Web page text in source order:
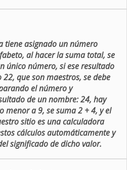
tiene asignado un número
al hacer la suma total, se
único número, si ese resultado
que son maestros, se debe
el número y
de un nombre: 24, hay
menor a 9, se suma 2 + 4, y el
sitio es una calculadora
cálculos automáticamente y
significado de dicho valor.